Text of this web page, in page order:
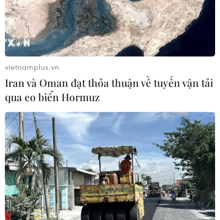
Lâm Đồng: Bám sát tiến độ để sân
bay Liên Khương mở cửa đúng hạn
05/08/2026 02:19
Sẽ nghiên cứu tìm nguồn vốn đầu tư
cao tốc Hà Tiên-Rạch Giá-Bạc Liêu
05/08/2026 01:43
Huế huy động nguồn lực đầu tư hạ
tầng kết nối trục Đông-Tây
04/08/2026 23:00
vietnamplus.vn
Iran và Oman đạt thỏa thuận về tuyến vận tải
qua eo biển Hormuz